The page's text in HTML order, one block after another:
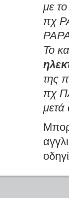
με
πχ
Το
της
πχ
μετά